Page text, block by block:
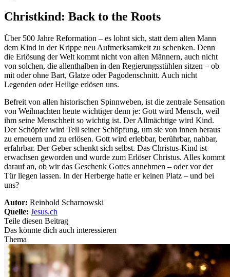
Christkind: Back to the Roots
Über 500 Jahre Reformation – es lohnt sich, statt dem alten Mann
dem Kind in der Krippe neu Aufmerksamkeit zu schenken. Denn
die Erlösung der Welt kommt nicht von alten Männern, auch nicht
von solchen, die allenthalben in den Regierungsstühlen sitzen – ob
mit oder ohne Bart, Glatze oder Pagodenschnitt. Auch nicht
Legenden oder Heilige erlösen uns.
Befreit von allen historischen Spinnweben, ist die zentrale Sensation
von Weihnachten heute wichtiger denn je: Gott wird Mensch, weil
ihm seine Menschheit so wichtig ist. Der Allmächtige wird Kind.
Der Schöpfer wird Teil seiner Schöpfung, um sie von innen heraus
zu erneuern und zu erlösen. Gott wird erlebbar, berührbar, nahbar,
erfahrbar. Der Geber schenkt sich selbst. Das Christus-Kind ist
erwachsen geworden und wurde zum Erlöser Christus. Alles kommt
darauf an, ob wir das Geschenk Gottes annehmen – oder vor der
Tür liegen lassen. In der Herberge hatte er keinen Platz – und bei
uns?
Autor: Reinhold Scharnowski
Quelle: Jesus.ch
Teile diesen Beitrag
Das könnte dich auch interessieren
Thema